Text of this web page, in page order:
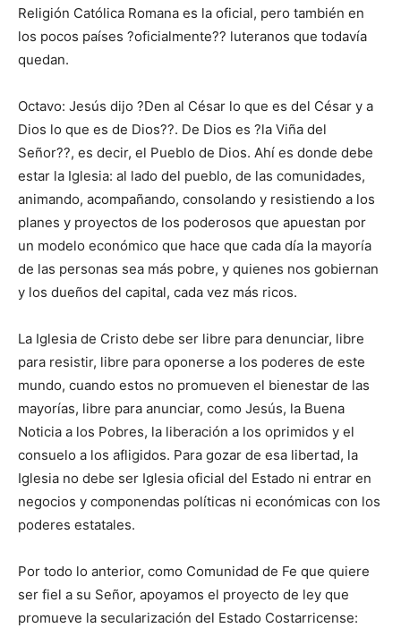
Religión Católica Romana es la oficial, pero también en
los pocos países ?oficialmente?? luteranos que todavía
quedan.
Octavo: Jesús dijo ?Den al César lo que es del César y a
Dios lo que es de Dios??. De Dios es ?la Viña del
Señor??, es decir, el Pueblo de Dios. Ahí es donde debe
estar la Iglesia: al lado del pueblo, de las comunidades,
animando, acompañando, consolando y resistiendo a los
planes y proyectos de los poderosos que apuestan por
un modelo económico que hace que cada día la mayoría
de las personas sea más pobre, y quienes nos gobiernan
y los dueños del capital, cada vez más ricos.
La Iglesia de Cristo debe ser libre para denunciar, libre
para resistir, libre para oponerse a los poderes de este
mundo, cuando estos no promueven el bienestar de las
mayorías, libre para anunciar, como Jesús, la Buena
Noticia a los Pobres, la liberación a los oprimidos y el
consuelo a los afligidos. Para gozar de esa libertad, la
Iglesia no debe ser Iglesia oficial del Estado ni entrar en
negocios y componendas políticas ni económicas con los
poderes estatales.
Por todo lo anterior, como Comunidad de Fe que quiere
ser fiel a su Señor, apoyamos el proyecto de ley que
promueve la secularización del Estado Costarricense: